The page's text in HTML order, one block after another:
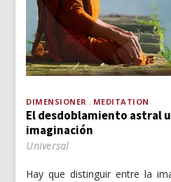
DIMENSIONER MEDITATION
El desdoblamiento astral
imaginación
Universal
Hay que distinguir entre la